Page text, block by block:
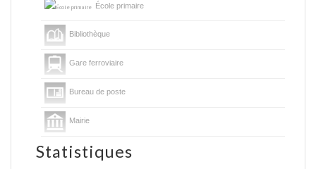
École primaire
Bibliothèque
Gare ferroviaire
Bureau de poste
Mairie
Statistiques